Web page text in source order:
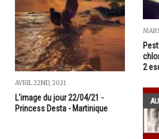
AVRIL 22ND, 2021
L'image du jour 22/04/21 -
Princess Desta - Martinique
2